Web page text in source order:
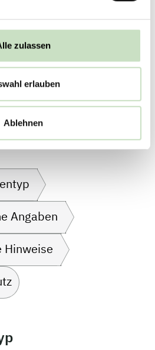
zulassen
erlauben
Ablehnen
FÜR MASTERCARD ID CHECK
Antrag
Angaben
Hinweise